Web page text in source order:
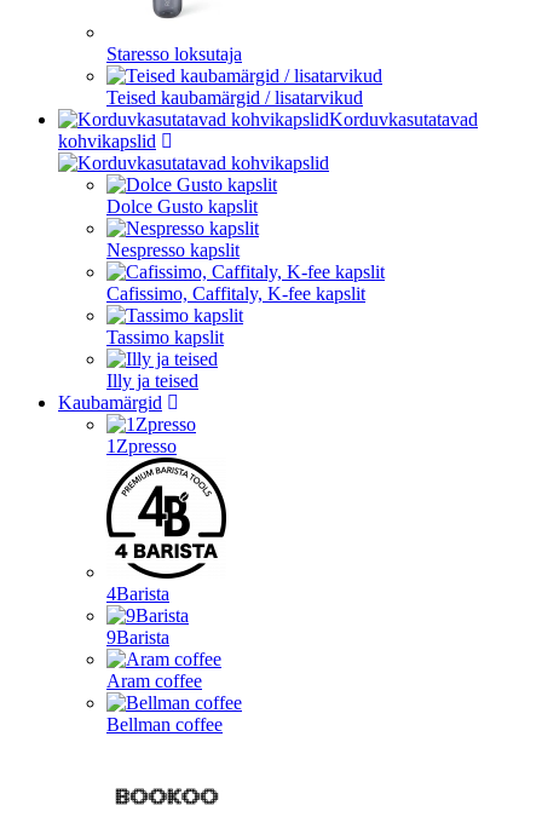
Staresso loksutaja
Teised kaubamärgid / lisatarvikud
Korduvkasutatavad
kohvikapslid
Dolce Gusto kapslit
Nespresso kapslit
Cafissimo, Caffitaly, K-fee kapslit
Tassimo kapslit
Illy ja teised
Kaubamärgid
1Zpresso
4Barista
9Barista
Aram coffee
Bellman coffee